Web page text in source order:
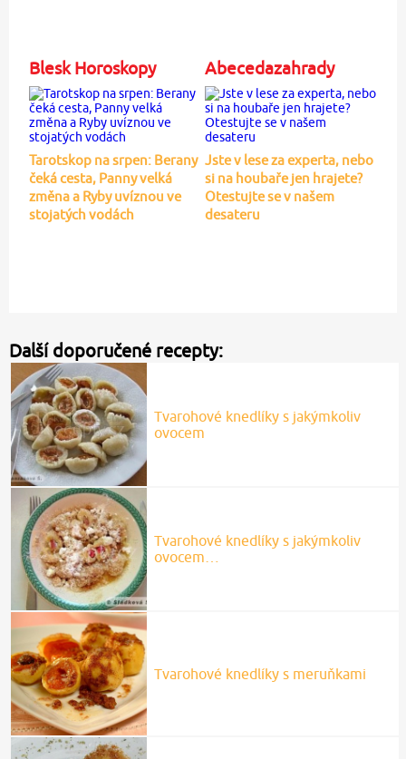
Blesk Horoskopy
Tarotskop na srpen: Berany
čeká cesta, Panny velká
změna a Ryby uvíznou ve
stojatých vodách
Abecedazahrady
Jste v lese za experta, nebo
si na houbaře jen hrajete?
Otestujte se v našem
desateru
Další doporučené recepty:
Tvarohové knedlíky s jakýmkoliv
ovocem
Tvarohové knedlíky s jakýmkoliv
ovocem…
Tvarohové knedlíky s meruňkami